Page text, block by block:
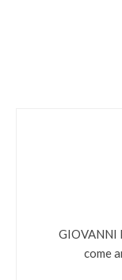
GIOVANNI
come